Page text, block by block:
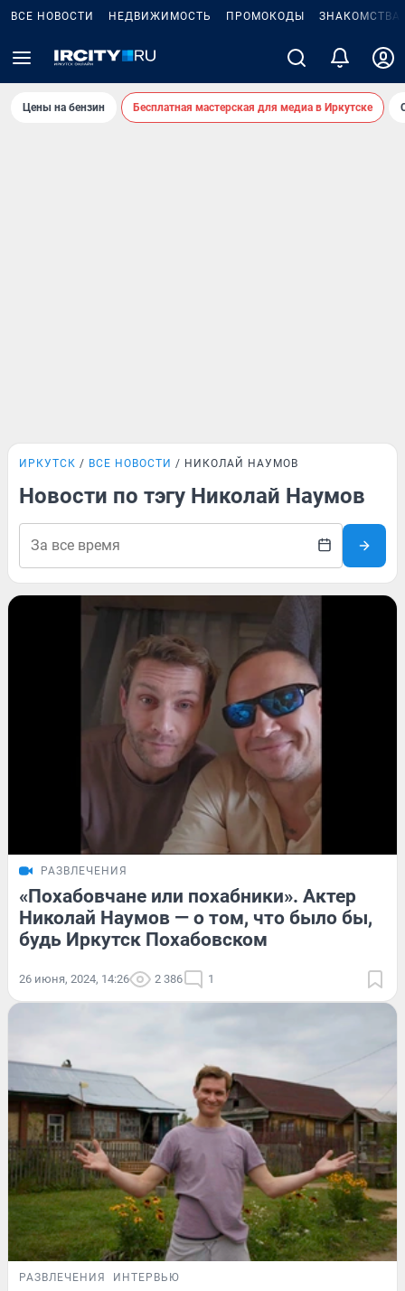
ВСЕ НОВОСТИ НЕДВИЖИМОСТЬ ПРОМОКОДЫ ЗНАКОМСТВА
Цены на бензин Бесплатная мастерская для медиа в Иркутске
ИРКУТСК ВСЕ НОВОСТИ НИКОЛАЙ НАУМОВ
Новости по тэгу Николай Наумов
РАЗВЛЕЧЕНИЯ
«Похабовчане или похабники». Актер
Николай Наумов — о том, что было бы,
будь Иркутск Похабовском
26 июня, 2024, 14:26 2 386 1
РАЗВЛЕЧЕНИЯ ИНТЕРВЬЮ